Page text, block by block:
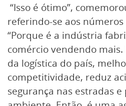
“Isso é ótimo”,
referindo-se aos
“Porque é a indústria
comércio vendendo
da logística do país,
competitividade, reduz
segurança nas estradas